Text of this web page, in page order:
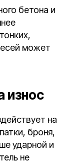
бетона и
может
износ
на
броня,
ударной и
не